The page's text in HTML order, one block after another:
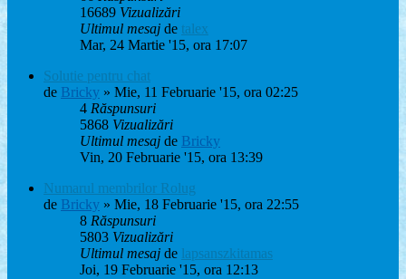
16689 Vizualizări
Ultimul mesaj de talex
Mar, 24 Martie '15, ora 17:07
Solutie pentru chat
de Bricky » Mie, 11 Februarie '15, ora 02:25
4 Răspunsuri
5868 Vizualizări
Ultimul mesaj de Bricky
Vin, 20 Februarie '15, ora 13:39
Numarul membrilor Rolug
de Bricky » Mie, 18 Februarie '15, ora 22:55
8 Răspunsuri
5803 Vizualizări
Ultimul mesaj de lapsanszkitamas
Joi, 19 Februarie '15, ora 12:13